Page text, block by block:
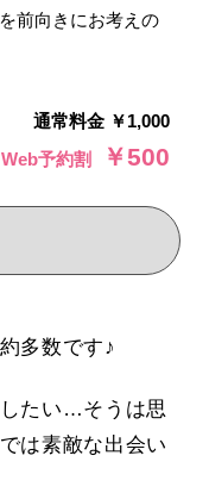
前向きにお考えの
通常料金 ￥1,000
Web予約割
￥500
多数です♪
たい…そうは思
は素敵な出会い